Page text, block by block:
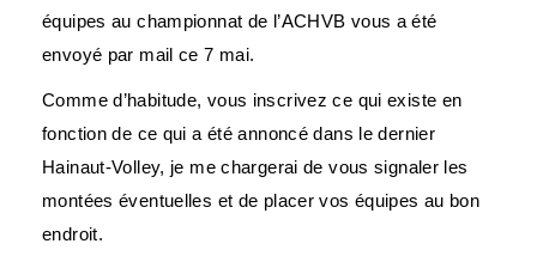
équipes au championnat de l’ACHVB vous a été
envoyé par mail ce 7 mai.
Comme d’habitude, vous inscrivez ce qui existe en
fonction de ce qui a été annoncé dans le dernier
Hainaut-Volley, je me chargerai de vous signaler les
montées éventuelles et de placer vos équipes au bon
endroit.